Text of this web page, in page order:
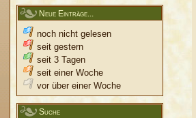
Neue Einträge...
noch nicht gelesen
seit gestern
seit 3 Tagen
seit einer Woche
vor über einer Woche
Suche